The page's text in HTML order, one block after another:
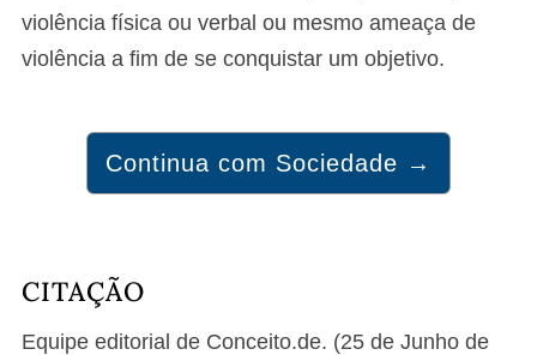
violência física ou verbal ou mesmo ameaça de
violência a fim de se conquistar um objetivo.
Continua com Sociedade →
CITAÇÃO
Equipe editorial de Conceito.de. (25 de Junho de